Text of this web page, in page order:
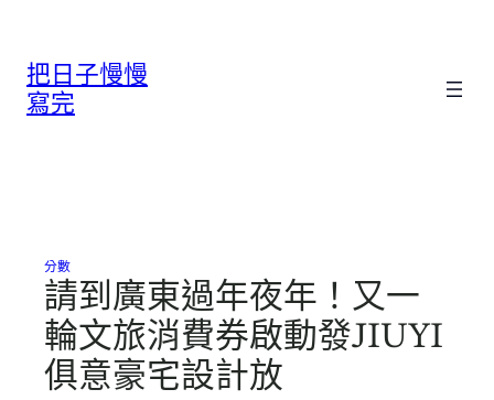
把日子慢慢
寫完
分數
請到廣東過年夜年！又一
輪文旅消費券啟動發JIUYI
俱意豪宅設計放